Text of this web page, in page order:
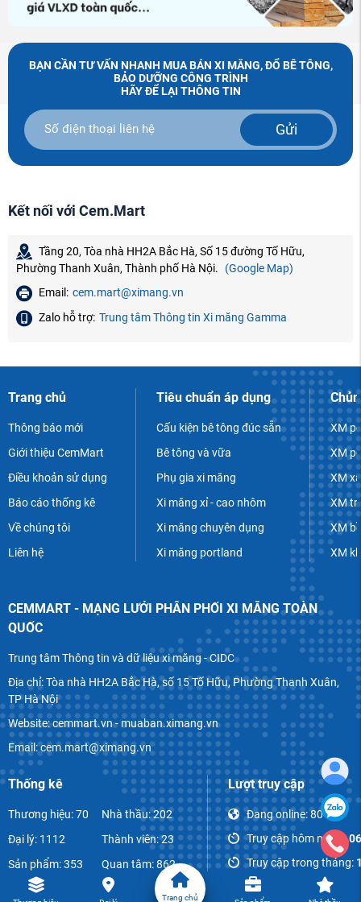
BẠN CẦN TƯ VẤN NHANH MUA BÁN XI MĂNG, ĐỔ BÊ TÔNG,
BẢO DƯỠNG CÔNG TRÌNH
HÃY ĐỂ LẠI THÔNG TIN
Gửi
Kết nối với Cem.Mart
Tầng 20, Tòa nhà HH2A Bắc Hà, Số 15 đường Tố Hữu,
Phường Thanh Xuân, Thành phố Hà Nội.
(Google Map)
Email: cem.mart@ximang.vn
Zalo hỗ trợ: Trung tâm Thông tin Xi măng Gamma
Trang chủ
Thông báo mới
Giới thiệu CemMart
Điều khoản sử dụng
Báo cáo thống kê
Về chúng tôi
Liên hệ
Tiêu chuẩn áp dụng
Cấu kiện bê tông đúc sẵn
Bê tông và vữa
Phụ gia xi măng
Xi măng xỉ - cao nhôm
Xi măng chuyên dụng
Xi măng portland
XM
XM
XM
XM
XM
XM
CEMMART - MẠNG LƯỚI PHÂN PHỐI XI MĂNG TOÀN
QUỐC
Trung tâm Thông tin và dữ liệu xi măng - CIDC
Địa chỉ: Tòa nhà HH2A Bắc Hà, số 15 Tố Hữu, Phường Thanh Xuân,
TP Hà Nội
Website: cemmart.vn - muaban.ximang.vn
Email: cem.mart@ximang.vn
Thống kê
Thương hiệu: 70
Đại lý: 1112
Sản phẩm: 353
Bài viết: 1072
Nhà thầu: 202
Thành viên: 23
Quan tâm: 862
Bình luận: 52
Lượt truy cập
Đang online:80
Truy cập hôm nay:
Truy cập trong tháng:
Tổng lượt truy cập:
Trang chủ